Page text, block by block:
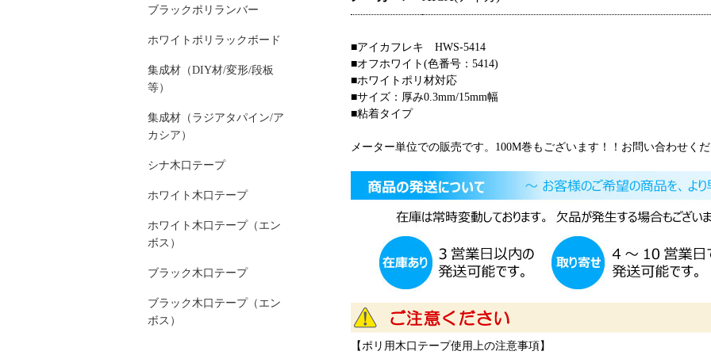
■アイカフレキ HWS-5414
■オフホワイト(色番号：5414)
■ホワイトポリ材対応
■サイズ：厚み0.3mm/15mm幅
■粘着タイプ
メーター単位での販売です。100M巻もございます！！お問い合わせく
【ポリ用木口テープ使用上の注意事項】
ブラックポリランバー
ホワイトポリラックボード
集成材（DIY材/変形/段板
等）
集成材（ラジアタパイン/ア
カシア）
シナ木口テープ
ホワイト木口テープ
ホワイト木口テープ（エン
ボス）
ブラック木口テープ
ブラック木口テープ（エン
ボス）